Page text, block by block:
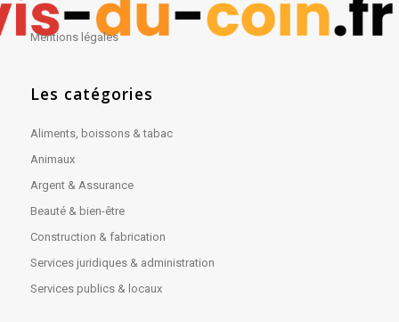
Mentions légales
Les catégories
Aliments, boissons & tabac
Animaux
Argent & Assurance
Beauté & bien-être
Construction & fabrication
Services juridiques & administration
Services publics & locaux